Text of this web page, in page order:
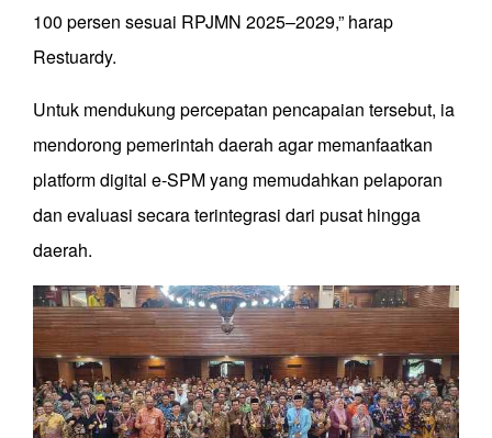
100 persen sesuai RPJMN 2025–2029,” harap
Restuardy.
Untuk mendukung percepatan pencapaian tersebut, ia
mendorong pemerintah daerah agar memanfaatkan
platform digital e-SPM yang memudahkan pelaporan
dan evaluasi secara terintegrasi dari pusat hingga
daerah.